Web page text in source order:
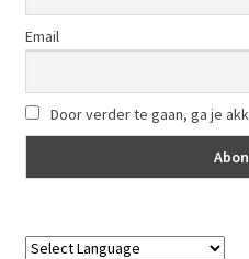
Email
Door verder te gaan, ga je